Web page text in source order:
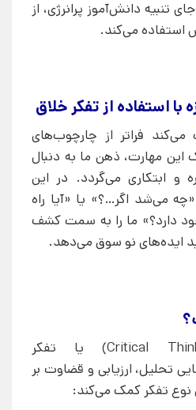
تنبیه دانش‌آموز پرانرژی، از
استفاده می‌کند.
استفاده از تفکر خلاق
فراتر از چارچوب‌های
این مهارت، ذهن ما به دنبال
و ابتکاری می‌گردد. در این
می‌شد اگر…؟» یا «آیا راه
دارد؟» ما را به سمت کشف
ایده‌های نو سوق می‌دهد.
تفکر انتقادی (Critical Thinking) یا تفکر
تحلیل، ارزیابی و قضاوت بر
نوع تفکر کمک می‌کند: